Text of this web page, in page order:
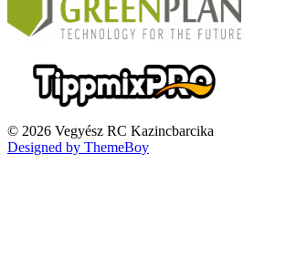
© 2026 Vegyész RC Kazincbarcika
Designed by ThemeBoy